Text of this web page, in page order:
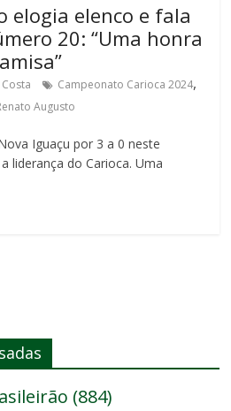
elogia elenco e fala
20: “Uma honra
Campeonato Carioca 2024,
Augusto
Iguaçu por 3 a 0 neste
liderança do Carioca. Uma
(884)